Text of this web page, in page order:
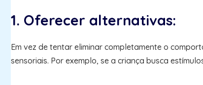
1. Oferecer alternativas:
Em vez de tentar eliminar completamente o
sensoriais. Por exemplo, se a criança busca